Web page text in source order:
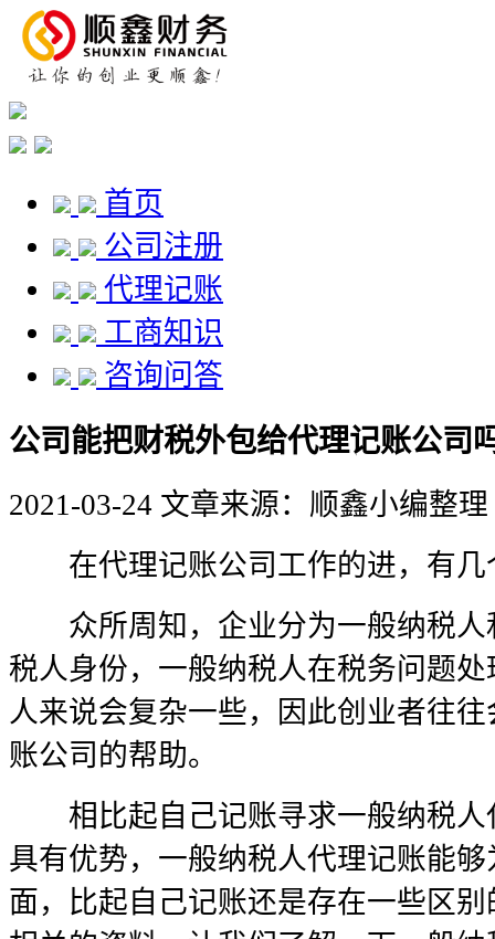
首页
公司注册
代理记账
工商知识
咨询问答
公司能把财税外包给代理记账公司
2021-03-24 文章来源：顺鑫小编整理
在代理记账公司工作的进，有几
众所周知，企业分为一般纳税人
税人身份，一般纳税人在税务问题
人来说会复杂一些，因此创业者往
账公司的帮助。
相比起自己记账寻求一般纳税人
具有优势，一般纳税人代理记账能
面，比起自己记账还是存在一些区